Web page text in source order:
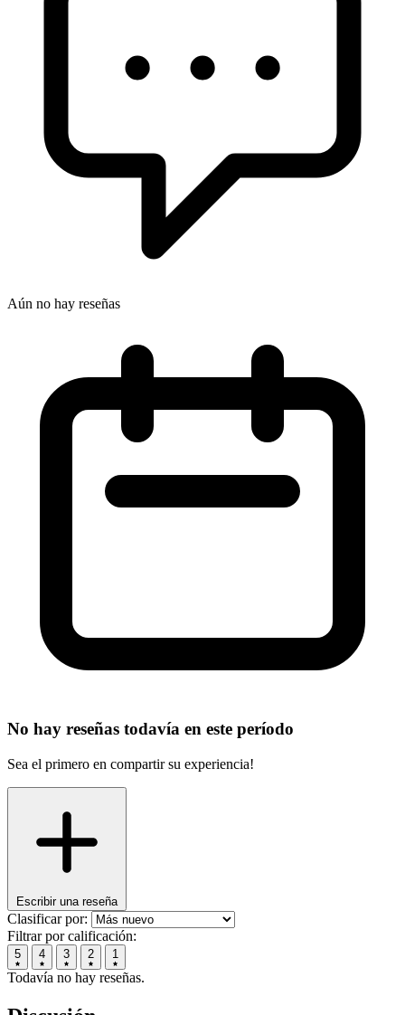
Aún no hay reseñas
No hay reseñas todavía en este período
Sea el primero en compartir su experiencia!
Escribir una reseña
Clasificar por:
Filtrar por calificación:
5 4 3 2 1
Todavía no hay reseñas.